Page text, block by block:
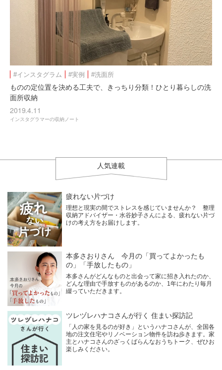
#インスタグラム #実例 #洗面所
ものの定位置を決める工夫で、きっちり分類！ひとり暮らしの洗
面所収納
2019.4.11
インスタグラマーの収納ノート
人気連載
疲れない片づけ
理想と現実の間でストレスを感じていませんか？ 整理
収納アドバイザー・水谷妙子さんによる、疲れない片づ
けの考え方をお届けします。
本多さおりさん 今月の「買ってよかったも
の」「手放したもの」
本多さんがどんなものと出会って家に招き入れたのか、
どんな理由で手放すものがあるのか、1年にわたり毎月
綴っていただきます。
ツレヅレハナコさんが行く 住まい探訪記
「人の家を見るのが好き」というハナコさんが、全国各
地の注文住宅やリノベーション物件を訪ね歩きます。家
主とハナコさんのざっくばらんなおうちトーク、ぜひお
楽しみください。